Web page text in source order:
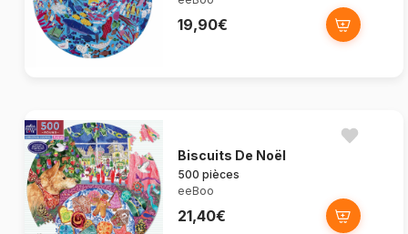
19,90€
Biscuits De Noël
500 pièces
eeBoo
21,40€